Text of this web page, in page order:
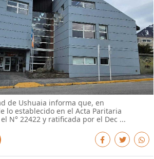
de Ushuaia informa que, en
lo establecido en el Acta Paritaria
N° 22422 y ratificada por el Dec ...